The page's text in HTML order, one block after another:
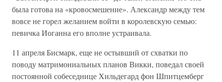
была готова на «кровосмешение». Александр между тем
вовсе не горел желанием войти в королевскую семью:
певичка Иоганна его вполне устраивала.
11 апреля Бисмарк, еще не остывший от схватки по
поводу матримониальных планов Викки, поведал своей
постоянной собеседнице Хильдегард фон Шпитцемберг